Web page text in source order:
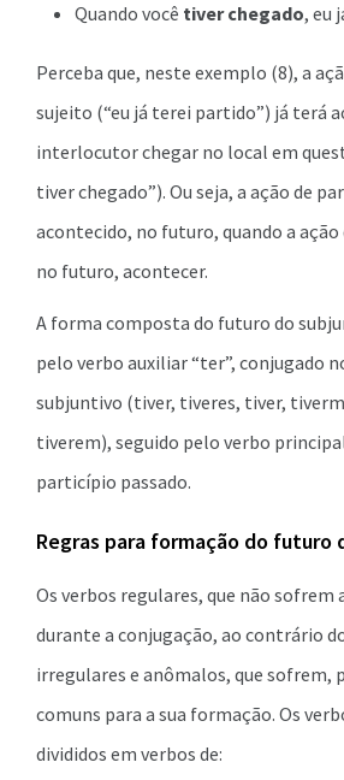
Quando você tiver chegado, eu
Perceba que, neste exemplo (8), a
sujeito (“eu já terei partido”) já terá
interlocutor chegar no local em
tiver chegado”). Ou seja, a ação de
acontecido, no futuro, quando a
no futuro, acontecer.
A forma composta do futuro do
pelo verbo auxiliar “ter”, conjugado
subjuntivo (tiver, tiveres, tiver,
tiverem), seguido pelo verbo
particípio passado.
Regras para formação do futuro
Os verbos regulares, que não
durante a conjugação, ao contrário
irregulares e anômalos, que sofrem,
comuns para a sua formação. Os
divididos em verbos de: